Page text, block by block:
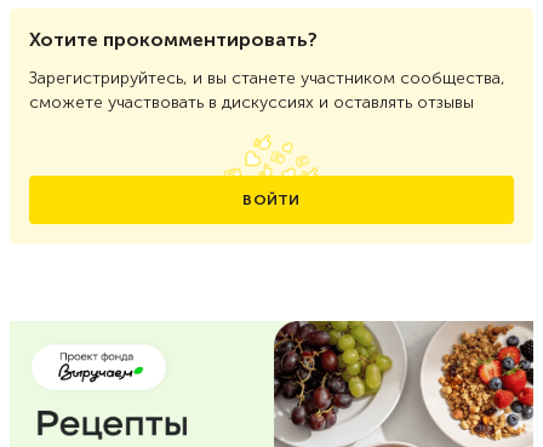
Хотите прокомментировать?
Зарегистрируйтесь, и вы станете участником сообщества,
сможете участвовать в дискуссиях и оставлять отзывы
ВОЙТИ